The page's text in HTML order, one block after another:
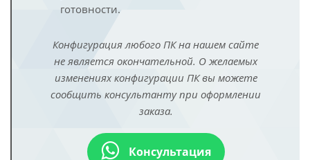
готовности.
Конфигурация любого ПК на нашем сайте
не является окончательной. О желаемых
изменениях конфигурации ПК вы можете
сообщить консультанту при оформлении
заказа.
Консультация